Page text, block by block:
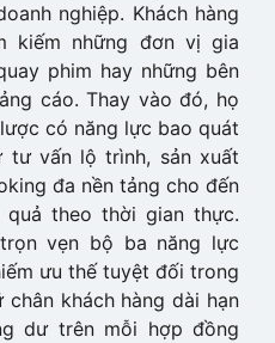
nghiệp. Khách hàng
kiếm những đơn vị gia
phim hay những bên
cáo. Thay vào đó, họ
có năng lực bao quát
vấn lộ trình, sản xuất
đa nền tảng cho đến
theo thời gian thực.
vẹn bộ ba năng lực
ưu thế tuyệt đối trong
khách hàng dài hạn
dư trên mỗi hợp đồng